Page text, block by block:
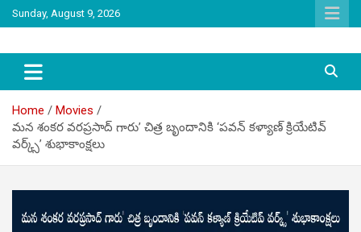
Skip
to
Sunday, August 9, 2026
Tag Telugu
Home
Movies
మన శంకర వరప్రసాద్ గారు’ చిత్ర బృందానికి ‘పవన్ కళ్యాణ్ క్రియేటివ్
వర్క్స్’ శుభాకాంక్షలు